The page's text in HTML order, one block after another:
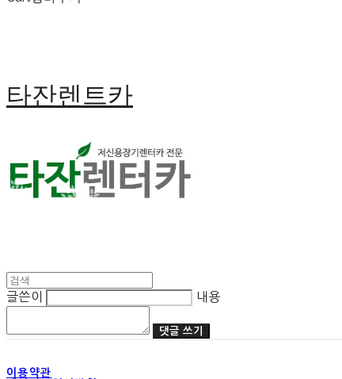
타잔렌트카
글쓴이 내용
댓글 쓰기
이용약관